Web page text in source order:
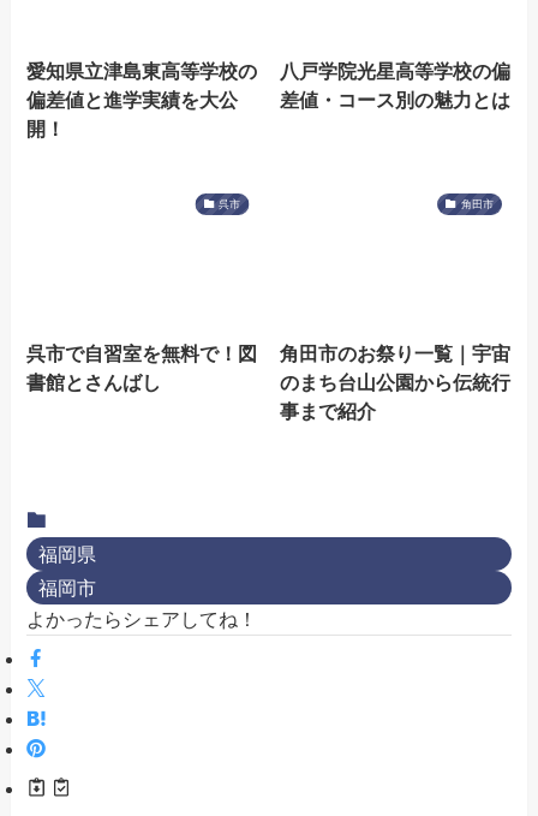
愛知県立津島東高等学校の
偏差値と進学実績を大公
開！
八戸学院光星高等学校の偏
差値・コース別の魅力とは
呉市
呉市で自習室を無料で！図
書館とさんばし
角田市
角田市のお祭り一覧｜宇宙
のまち台山公園から伝統行
事まで紹介
福岡県
福岡市
よかったらシェアしてね！